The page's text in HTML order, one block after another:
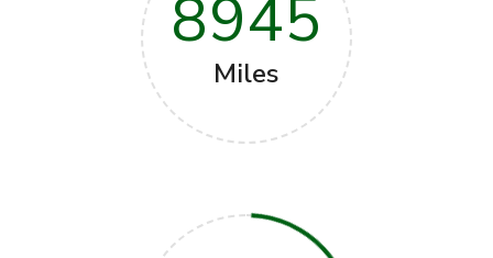
8945
Miles